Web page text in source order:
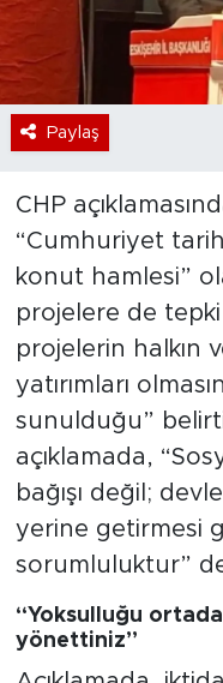
Paylaş
CHP
“Cumhuriyet
konut hamlesi”
projelere de
projelerin halkın
yatırımları
sunulduğu”
açıklamada,
bağışı değil;
yerine getirmesi
sorumluluktur”
“Yoksulluğu
yönettiniz”